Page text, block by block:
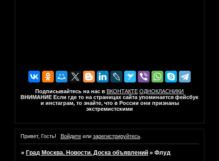
Подписывайтесь на нас в ВКОНТАКТЕ ОДНОКЛАСНИКИ
ВНИМАНИЕ Если где то на страницах сайта упоминается фейсбук
и инстаграм, то знайте, что в России они признаны
экстремистскими
Привет, Гость! Войдитеили зарегистрируйтесь.
» Град Москва. Новости. Доска объявлений »Флуд